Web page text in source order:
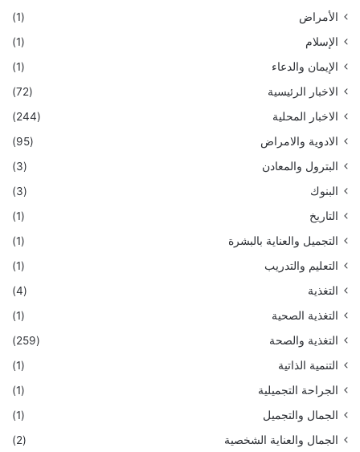
الأمراض
(1)
الإسلام
(1)
الإيمان والدعاء
(1)
الاخبار الرئيسية
(72)
الاخبار المحلية
(244)
الادوية والامراض
(95)
البترول والمعادن
(3)
البنوك
(3)
التاريخ
(1)
التجميل والعناية بالبشرة
(1)
التعليم والتدريب
(1)
التغذية
(4)
التغذية الصحية
(1)
التغذية والصحة
(259)
التنمية الذاتية
(1)
الجراحة التجميلية
(1)
الجمال والتجميل
(1)
الجمال والعناية الشخصية
(2)